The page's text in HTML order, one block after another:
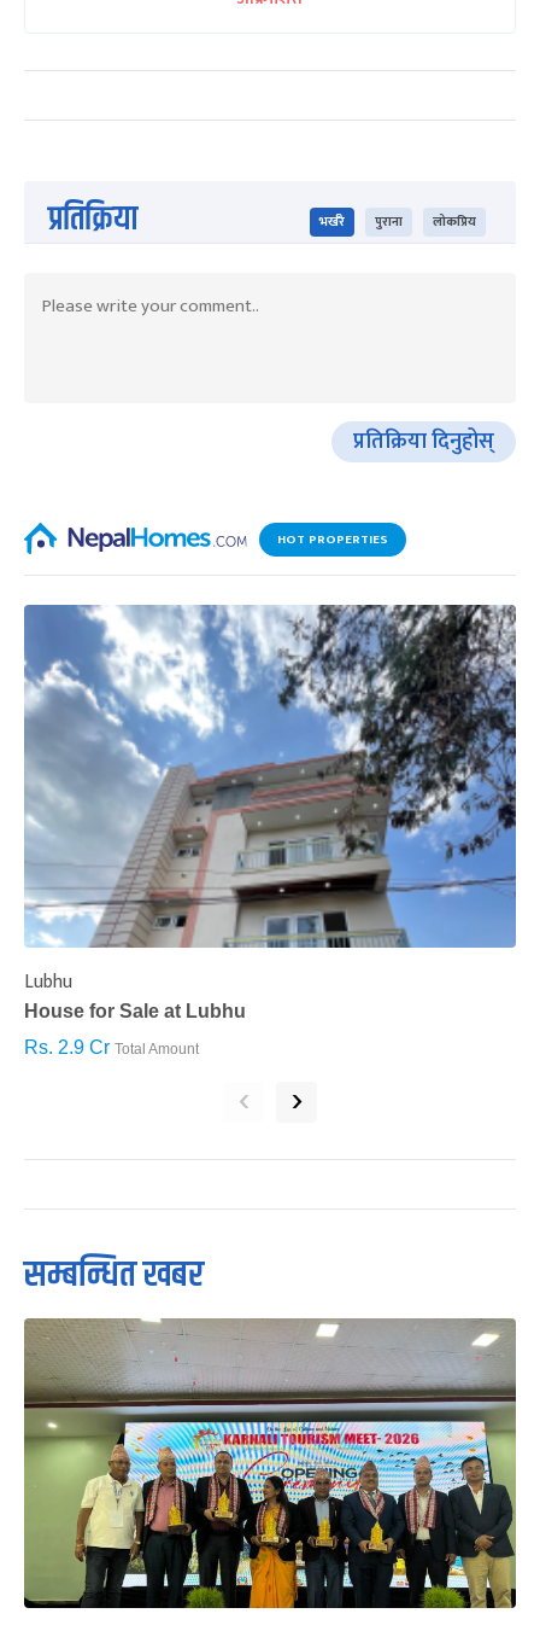
प्रतिक्रिया भर्खरै पुराना लोकप्रिय
प्रतिक्रिया दिनुहोस्
HOT PROPERTIES
Lubhu
House for Sale at Lubhu
Rs. 2.9 Cr Total Amount
‹ ›
सम्बन्धित खबर